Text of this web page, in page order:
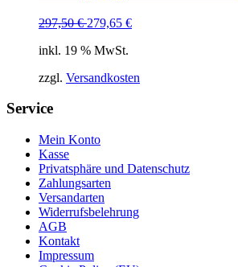
297,50€ 279,65 €
inkl. 19 % MwSt.
zzgl. Versandkosten
Service
Mein Konto
Kasse
Privatsphäre und Datenschutz
Zahlungsarten
Versandarten
Widerrufsbelehrung
AGB
Kontakt
Impressum